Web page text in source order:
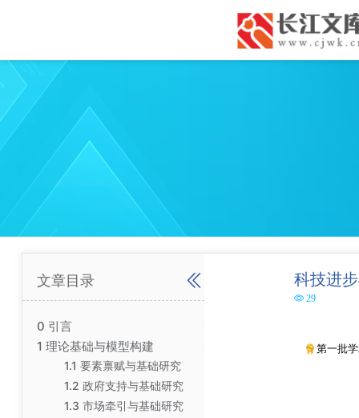
文章目录
0 引言
1 理论基础与模型构建
1.1 要素禀赋与基础研究
1.2 政府支持与基础研究
1.3 市场牵引与基础研究
科技进
29
第一批